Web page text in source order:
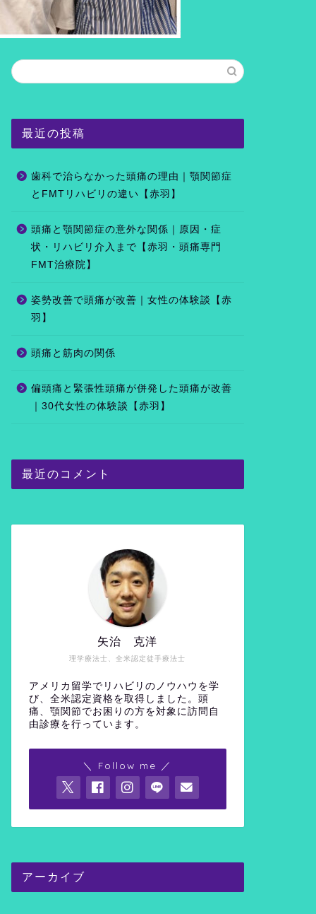
最近の投稿
歯科で治らなかった頭痛の理由｜顎関節症
とFMTリハビリの違い【赤羽】
頭痛と顎関節症の意外な関係｜原因・症
状・リハビリ介入まで【赤羽・頭痛専門
FMT治療院】
姿勢改善で頭痛が改善｜女性の体験談【赤
羽】
頭痛と筋肉の関係
偏頭痛と緊張性頭痛が併発した頭痛が改善
｜30代女性の体験談【赤羽】
最近のコメント
理学療法士、全米認定徒手療法士
矢治 克洋
アメリカ留学でリハビリのノウハウを学
び、全米認定資格を取得しました。頭
痛、顎関節でお困りの方を対象に訪問自
由診療を行っています。
＼ Follow me ／
アーカイブ